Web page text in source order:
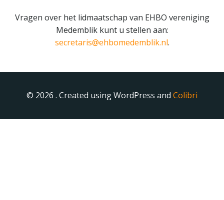
Vragen over het lidmaatschap van EHBO vereniging
Medemblik kunt u stellen aan:
secretaris@ehbomedemblik.nl.
© 2026 . Created using WordPress and Colibri